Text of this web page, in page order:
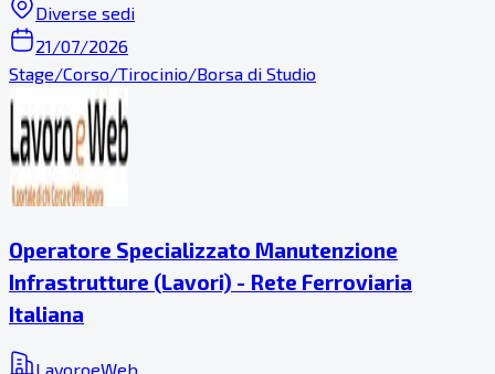
Diverse sedi
21/07/2026
Stage/Corso/Tirocinio/Borsa di Studio
Operatore Specializzato Manutenzione
Infrastrutture (Lavori) - Rete Ferroviaria
Italiana
LavoroeWeb